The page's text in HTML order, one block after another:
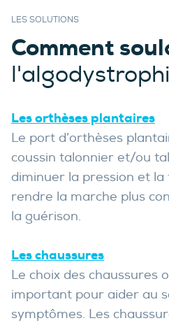
LES SOLUTIONS
Comment
Les orthèses plantaires
Le port d’orthèses
coussin talonnier et/ou
diminuer la pression et
rendre la marche plus
la guérison.
Les chaussures
Le choix des chaussures
important pour aider au
symptômes. Les